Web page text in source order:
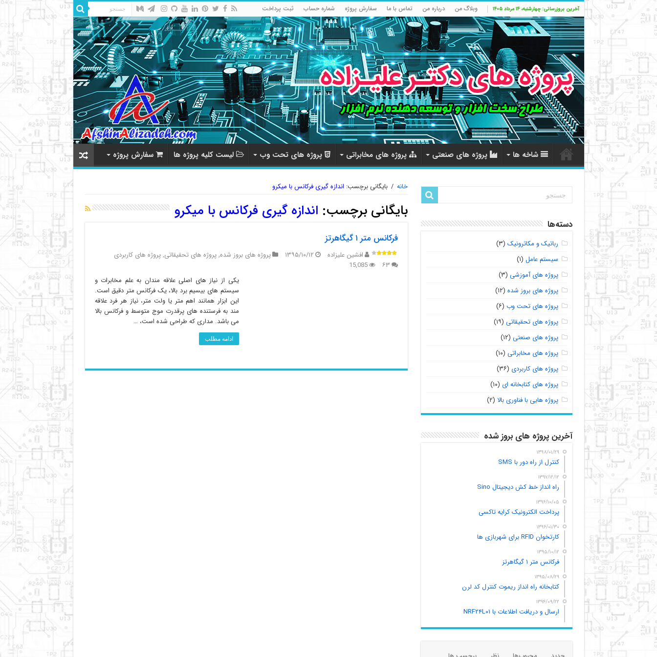
آخرین بروزرسانی: چهارشنبه، ۱۴ مرداد ۱۴۰۵ وبلاگ من درباره من تماس با ما سفارش پروژه شماره حساب ثبت پرداخت
شاخه ها پروژه های صنعتی پروژه های مخابراتی پروژه های تحت وب لیست کلیه پروژه ها سفارش پروژه
خانه / بایگانی برچسب: اندازه گیری فرکانس با میکرو
بایگانی برچسب: اندازه گیری فرکانس با میکرو
فرکانس متر ۱ گیگاهرتز
افشین علیزاده ۱۳۹۵/۱۰/۱۲ پروژه های بروز شده,پروژه های تحقیقاتی,پروژه های کاربردی
۶۳
15,085
یکی از نیاز های اصلی علاقه مندان به علم مخابرات و
سیستم های بیسیم برد بالا، یک فرکانس متر دقیق است.
این ابزار همانند اهم متر یا ولت متر، نیاز هر فرد علاقه
مند به فرستنده های پرقدرت موج متوسط و فرکانس بالا
می باشد. مداری که طراحی شده است، …
ادامه مطلب
دسته‌ها
رباتیک و مکاترونیک (۳)
سیستم عامل (۱)
پروژه های آموزشی (۳)
پروژه های بروز شده (۱۲)
پروژه های تحت وب (۶)
پروژه های تحقیقاتی (۱۹)
پروژه های صنعتی (۱۲)
پروژه های مخابراتی (۱۰)
پروژه های کاربردی (۳۶)
پروژه های کتابخانه ای (۱۰)
پروژه هایی با فناوری بالا (۲)
آخرین پروژه های بروز شده
۱۳۹۸/۰۱/۲۹
کنترل از راه دور با SMS
۱۳۹۷/۱۲/۱۲
راه انداز خط کش دیجیتال Sino
۱۳۹۶/۱۰/۰۵
پرداخت الکترونیک کرایه تاکسی
۱۳۹۶/۰۱/۳۰
کارتخوان RFID برای شهربازی ها
۱۳۹۵/۱۰/۱۲
فرکانس متر ۱ گیگاهرتز
۱۳۹۵/۰۸/۲۹
کتابخانه راه انداز ریموت کنترل کد لرن
۱۳۹۴/۰۹/۲۲
ارسال و دریافت اطلاعات با NRF۲۴L۰۱